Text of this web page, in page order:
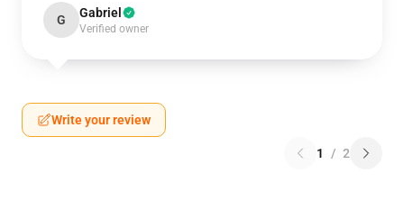
G Gabriel
Verified owner
Write your review
1 / 2